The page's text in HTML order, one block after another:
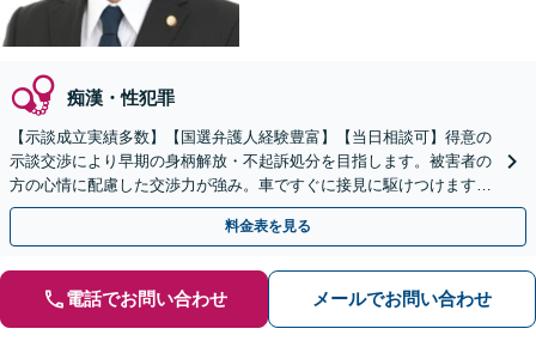
痴漢・性犯罪
【示談成立実績多数】【国選弁護人経験豊富】【当日相談可】得意の
示談交渉により早期の身柄解放・不起訴処分を目指します。被害者の
方の心情に配慮した交渉力が強み。車ですぐに接見に駆けつけます。
逮捕された際にはすぐにご相談を。【千林大宮駅徒歩2分】
料金表を見る
電話でお問い合わせ メールでお問い合わせ